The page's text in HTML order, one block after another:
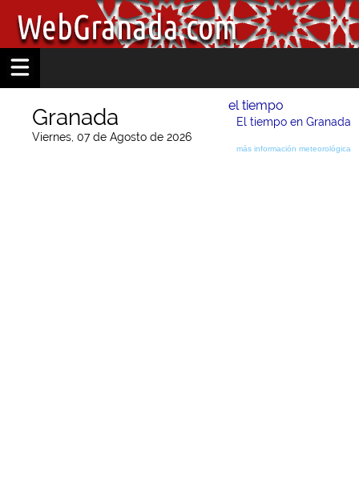
Granada
Viernes, 07 de Agosto de 2026
el tiempo
El tiempo en Granada
más información meteorológica